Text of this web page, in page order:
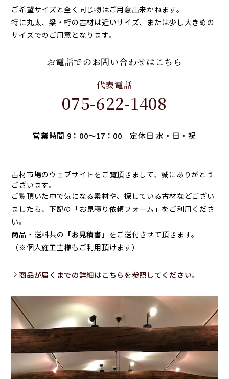
ご希望サイズと全く同じ物はご用意出来かねます。
特に丸太、 梁・桁の古材は近いサイズ、または少し大きめの
サイズでのご用意となります。
お電話でのお問い合わせはこちら
代表電話
075-622-1408
営業時間 9：00～17：00 定休日 水・日・祝
古材市場のウェブサイトをご覧頂きまして、誠にありがとう
ございます。
ご覧頂いた中で気になる素材や、探している古材などござい
ましたら、下記の「お見積り依頼フォーム 」をご利用くださ
い。
商品・送料共の 「お見積書」 をご送付させて頂きます。
（※個人施工主様もご利用頂けます）
商品が届くまでの詳細はこちらを参照してください。